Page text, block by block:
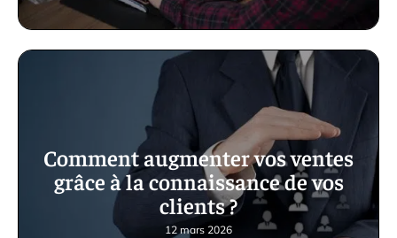
Comment augmenter vos ventes
grâce à la connaissance de vos
clients ?
12 mars 2026